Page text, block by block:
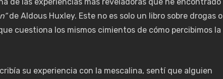
de Aldous Huxley. Este no es solo un libro sobre drogas o
cuestiona los mismos cimientos de cómo percibimos la
su experiencia con la mescalina, sentí que alguien